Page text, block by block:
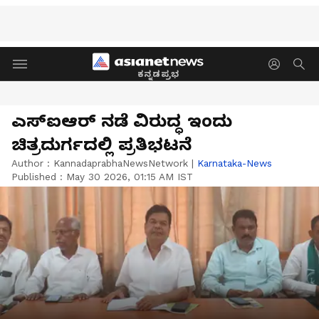
ಕನ್ನಡಪ್ರಭ
ಎಸ್‌ಐಆರ್ ನಡೆ ವಿರುದ್ಧ ಇಂದು
ಚಿತ್ರದುರ್ಗದಲ್ಲಿ ಪ್ರತಿಭಟನೆ
Author : KannadaprabhaNewsNetwork | Karnataka-News
Published : May 30 2026, 01:15 AM IST